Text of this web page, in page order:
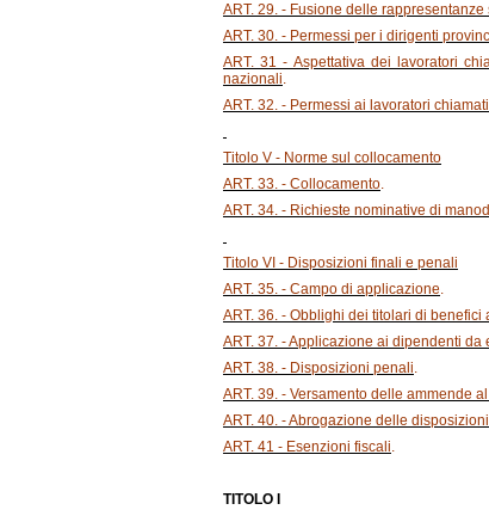
ART. 29. - Fusione delle
ART. 30. - Permessi per i dirigenti
ART. 31 - Aspettativa dei lavoratori
nazionali.
ART. 32. - Permessi ai lavoratori
Titolo V - Norme sul collocamento
ART. 33. - Collocamento.
ART. 34. - Richieste nominative di
Titolo VI - Disposizioni finali e penali
ART. 35. - Campo di applicazione.
ART. 36. - Obblighi dei titolari di
ART. 37. - Applicazione ai dipendenti da
ART. 38. - Disposizioni penali.
ART. 39. - Versamento delle ammende
ART. 40. - Abrogazione delle
ART. 41 - Esenzioni fiscali.
TITOLO I